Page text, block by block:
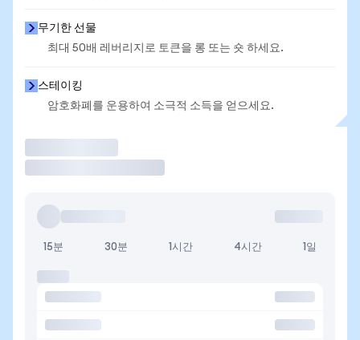
무기한 선물
최대 50배 레버리지로 토큰을 롱 또는 숏 하세요.
스테이킹
암호화폐를 운용하여 소극적 소득을 얻으세요.
15분 30분 1시간 4시간 1일